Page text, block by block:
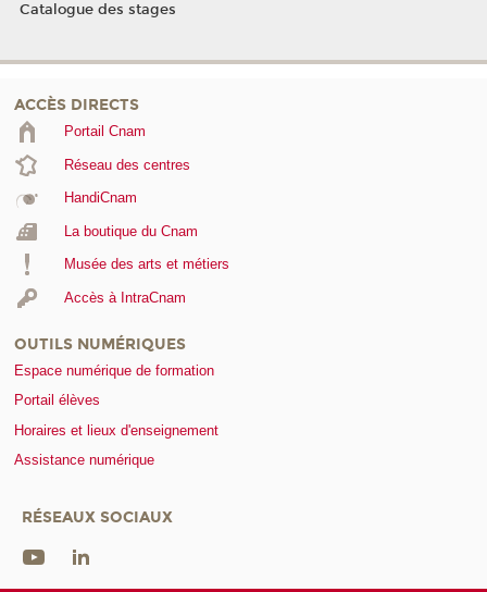
Catalogue des stages
ACCÈS DIRECTS
Portail Cnam
Réseau des centres
HandiCnam
La boutique du Cnam
Musée des arts et métiers
Accès à IntraCnam
OUTILS NUMÉRIQUES
Espace numérique de formation
Portail élèves
Horaires et lieux d'enseignement
Assistance numérique
RÉSEAUX SOCIAUX